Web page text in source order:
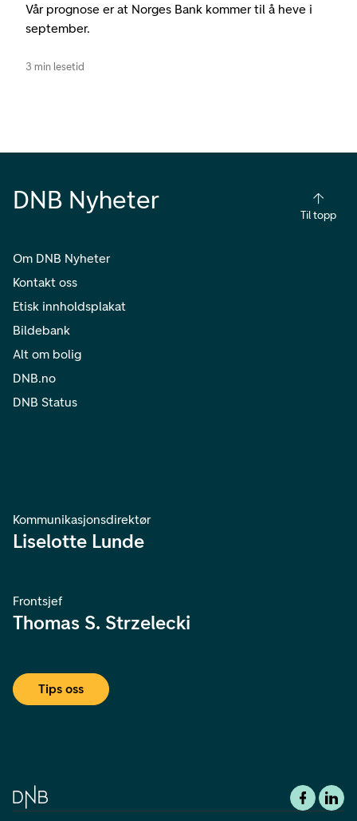
Vår prognose er at Norges Bank kommer til å heve i
september.
3 min lesetid
DNB Nyheter
Til topp
Om DNB Nyheter
Kontakt oss
Etisk innholdsplakat
Bildebank
Alt om bolig
DNB.no
DNB Status
Kommunikasjonsdirektør
Liselotte Lunde
Frontsjef
Thomas S. Strzelecki
Tips oss